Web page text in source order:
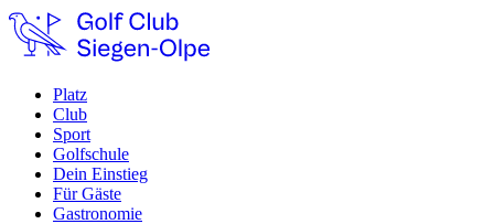
Platz
Club
Sport
Golfschule
Dein Einstieg
Für Gäste
Gastronomie